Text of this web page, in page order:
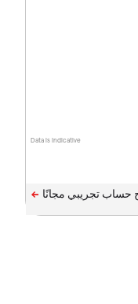
Data is indicative